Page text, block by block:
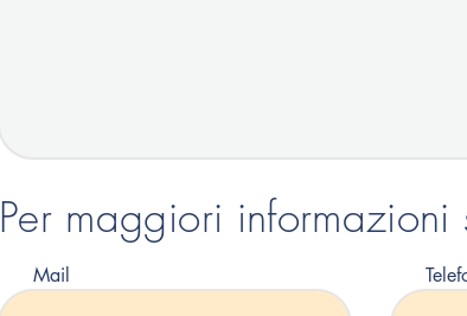
Per maggiori informazioni
Mail